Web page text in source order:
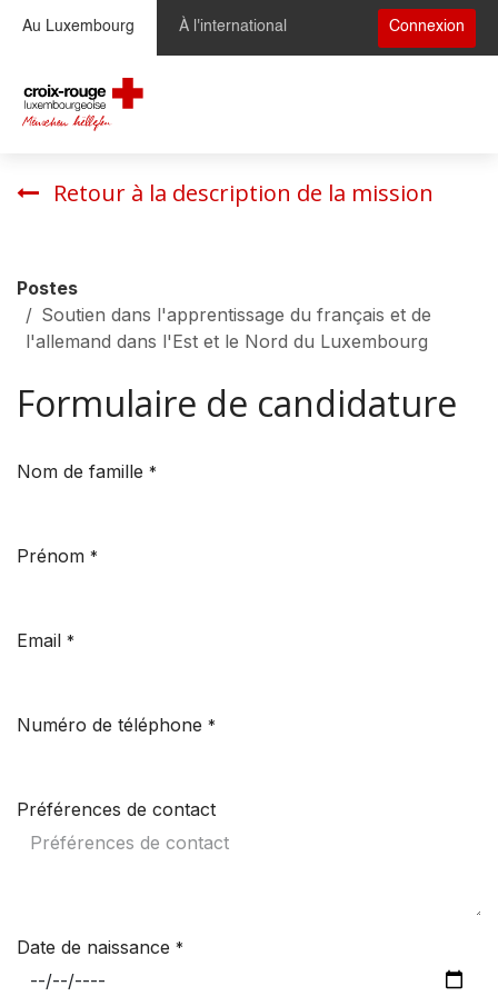
Au Luxembourg À l'international Connexion
Retour à la description de la mission
Postes
Soutien dans l'apprentissage du français et de
l'allemand dans l'Est et le Nord du Luxembourg
Formulaire de candidature
Nom de famille *
Prénom *
Email *
Numéro de téléphone *
Préférences de contact
Date de naissance *